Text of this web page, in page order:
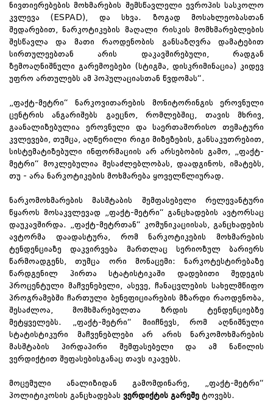
ნივთიერებების მოხმარების შემსწავლელი ევროპის სასკოლო
კვლევა (ESPAD), და სხვა. ზოგად მოსახლეობასთან
შედარებით, ნარკოტიკების მაღალი რისკის მომხმარებლების
შესწავლა და მათი რაოდენობის განსაზღვრა დამატებით
სირთულეებთან არის დაკავშირებული, რადგან
ზემოაღნიშნული გარემოებები (სტიგმა, დისკრიმინაცია) კიდევ
უფრო ართულებს ამ პოპულაციასთან წვდომას“.
„ფაქტ-მეტრი“ ნარკოვითარების მონიტორინგის ეროვნული
ცენტრის ანგარიშებს გაეცნო, რომლებშიც, თავის მხრივ,
გაანალიზებულია ეროვნული და საერთაშორისო თემატური
კვლევები, თუმცა, აღწერილი რიგი მიზეზების, განსაკუთრებით,
სისტემატიზებული ინფორმაციის არ არსებობის გამო, „ფაქტ-
მეტრი“ მოკლებულია შესაძლებლობას, დაადგინოს, იმატებს,
თუ - არა ნარკოტიკების მოხმარება ყოველწლიურად.
ნარკომოხმარების მასშტაბის შემფასებელი რელევანტური
წყაროს მოსაკვლევად „ფაქტ-მეტრი“ განცხადების ავტორსაც
დაუკავშირდა. „ფაქტ-მეტრთან“ კომუნიკაციისას, განცხადების
ავტორმა დაადასტურა, რომ ნარკოტიკების მოხმარების
ტენდენციაზე დაკვირვება მართლაც სერიოზულ ბარიერს
წარმოადგენს, თუმცა ორი მონაცემი: ნარკოტესტირებაზე
წარდგენილ პირთა სტატისტიკაში დადებითი შედეგის
პროცენტული მაჩვენებელი, ასევე, ჩანაცვლების სახელმწიფო
პროგრამებში ჩართული ბენეფიციარების მზარდი რაოდენობა,
შესაძლოა, მომხმარებელთა ზრდის ტენდენციებზე
მეტყველებს. „ფაქტ-მეტრი“ მიიჩნევს, რომ აღნიშნული
სტატისტიკური მაჩვენებლები არ არის ნარკომოხმარების
მასშტაბის პირდაპირი შემფასებელი და ამ ნაწილის
ვერდიქტით შეფასებისგანაც თავს იკავებს.
მოცემული ანალიზიდან გამომდინარე, „ფაქტ-მეტრი“
პოლიტიკოსის განცხადებას ვერდიქტის გარეშე ტოვებს.